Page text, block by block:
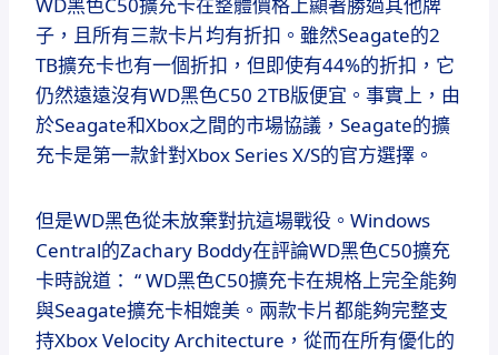
WD黑色C50擴充卡在整體價格上顯著勝過其他牌
子，且所有三款卡片均有折扣。雖然Seagate的2
TB擴充卡也有一個折扣，但即使有44%的折扣，它
仍然遠遠沒有WD黑色C50 2TB版便宜。事實上，由
於Seagate和Xbox之間的市場協議，Seagate的擴
充卡是第一款針對Xbox Series X/S的官方選擇。
但是WD黑色從未放棄對抗這場戰役。Windows
Central的Zachary Boddy在評論WD黑色C50擴充
卡時說道： “ WD黑色C50擴充卡在規格上完全能夠
與Seagate擴充卡相媲美。兩款卡片都能夠完整支
持Xbox Velocity Architecture，從而在所有優化的